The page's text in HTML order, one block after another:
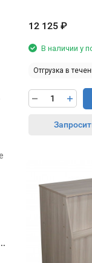
12 125 ₽
В наличии у
Отгрузка в
Abat КЭП-4П